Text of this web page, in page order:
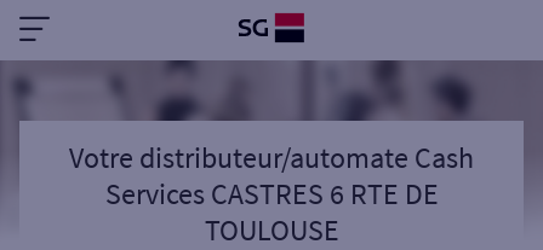
Votre distributeur/automate Cash
Services CASTRES 6 RTE DE
TOULOUSE